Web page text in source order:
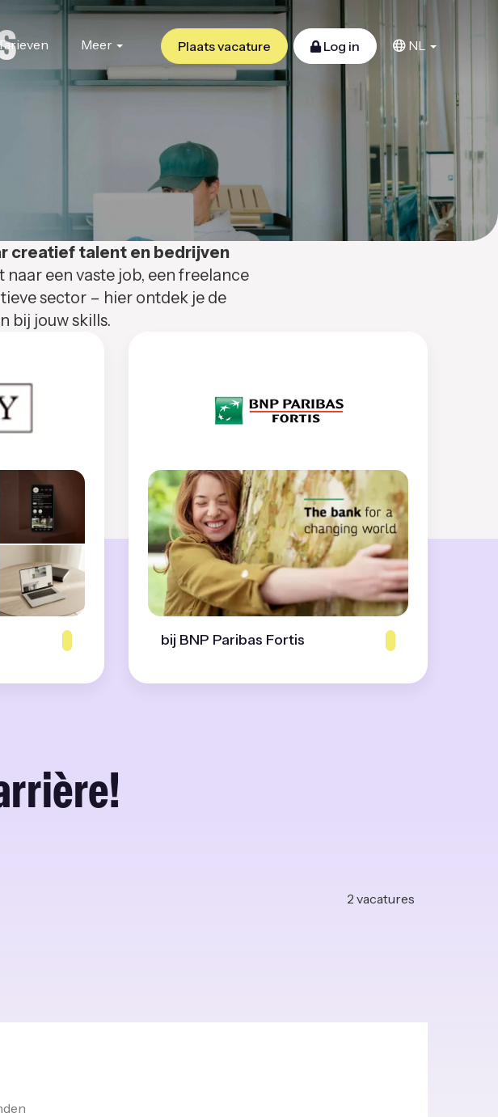
Meer Plaats vacature Log in NL
creatief talent en bedrijven
naar een vaste job, een freelance
sector – hier ontdek je de
bij jouw skills.
bij BNP Paribas Fortis
2 vacatures